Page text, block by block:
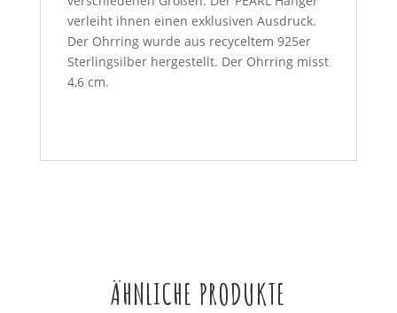
verleiht ihnen einen exklusiven Ausdruck.
Der Ohrring wurde aus recyceltem 925er
Sterlingsilber hergestellt. Der Ohrring misst
4,6 cm.
ÄHNLICHE PRODUKTE